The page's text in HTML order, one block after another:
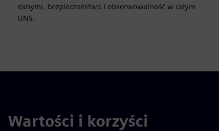
danymi, bezpieczeństwo i obserwowalność w całym
UNS.
Wartości i korzyści